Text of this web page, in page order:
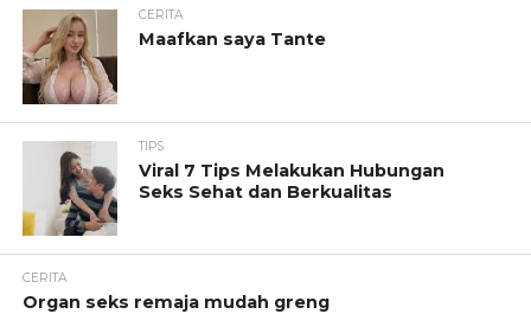
CERITA
Maafkan saya Tante
TIPS
Viral 7 Tips Melakukan Hubungan
Seks Sehat dan Berkualitas
CERITA
Organ seks remaja mudah greng